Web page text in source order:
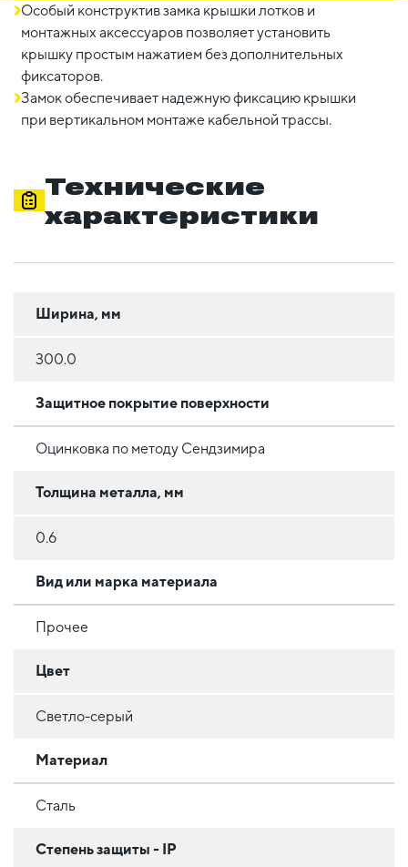
Особый конструктив замка крышки лотков и
монтажных аксессуаров позволяет установить
крышку простым нажатием без дополнительных
фиксаторов.
Замок обеспечивает надежную фиксацию крышки
при вертикальном монтаже кабельной трассы.
Технические
характеристики
Ширина, мм
300.0
Защитное покрытие поверхности
Оцинковка по методу Сендзимира
Толщина металла, мм
0.6
Вид или марка материала
Прочее
Цвет
Светло-серый
Материал
Сталь
Степень защиты - IP